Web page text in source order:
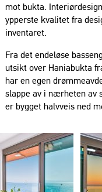
mot bukta.
ypperste kvalitet fra
inventaret.
Fra det endeløse
utsikt over Haniabukta
har en egen
slappe av i nærheten av
er bygget halvveis ned